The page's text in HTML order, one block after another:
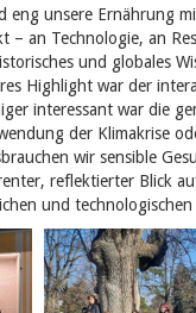
eng unsere Ernährung
– an Technologie, an
und globales
Highlight war der
interessant war die
der Klimakrise
wir sensible
reflektierter Blick
und